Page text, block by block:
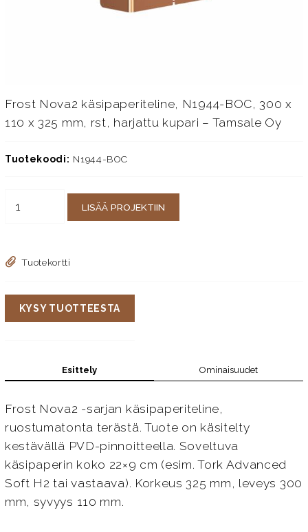
Frost Nova2 käsipaperiteline, N1944-BOC, 300 x
110 x 325 mm, rst, harjattu kupari – Tamsale Oy
Tuotekoodi: N1944-BOC
LISÄÄ PROJEKTIIN
Tuotekortti
KYSY TUOTTEESTA
Esittely Ominaisuudet
Frost Nova2 -sarjan käsipaperiteline,
ruostumatonta terästä. Tuote on käsitelty
kestävällä PVD-pinnoitteella. Soveltuva
käsipaperin koko 22×9 cm (esim. Tork Advanced
Soft H2 tai vastaava). Korkeus 325 mm, leveys 300
mm, syvyys 110 mm.